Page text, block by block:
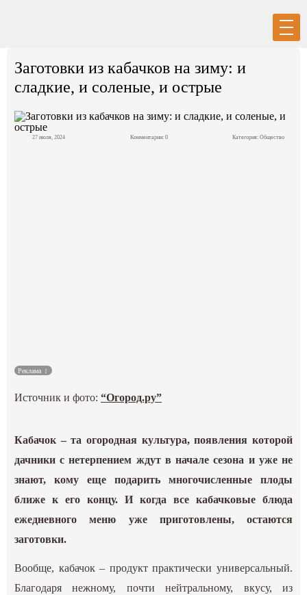
Спецпроекты
Заготовки из кабачков на зиму: и
сладкие, и соленые, и острые
27 июля, 2024 Комментарии: 0 Категория: Общество
Реклама
Источник и фото:“Огород.ру”
Кабачок – та огородная культура, появления которой
дачники с нетерпением ждут в начале сезона и уже не
знают, кому еще подарить многочисленные плоды
ближе к его концу. И когда все кабачковые блюда
ежедневного меню уже приготовлены, остаются
заготовки.
Вообще, кабачок – продукт практически универсальный.
Благодаря нежному, почти нейтральному, вкусу, из